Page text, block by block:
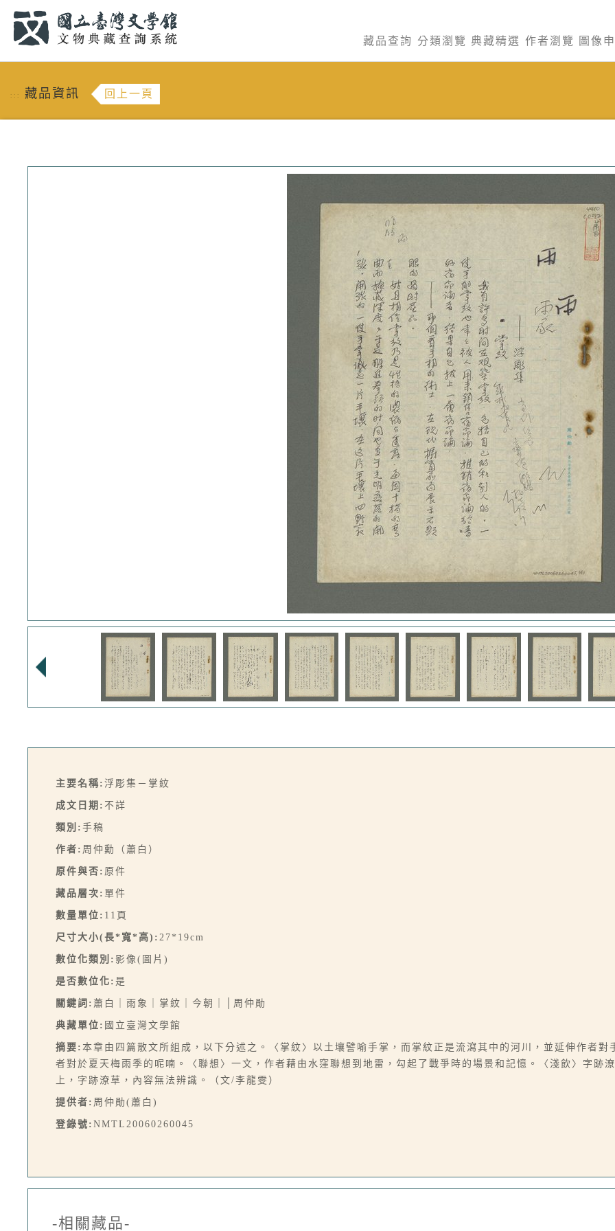
藏品查詢 分類瀏覽 典藏精選 作者瀏覽 圖像
::: 藏品資訊 回上一頁
主要名稱: 浮彫集－掌紋
成文日期: 不詳
類別: 手稿
作者: 周仲勳（蕭白）
原件與否: 原件
藏品層次: 單件
數量單位: 11頁
尺寸大小(長*寬*高): 27*19cm
數位化類別: 影像(圖片)
是否數位化: 是
關鍵詞: 蕭白｜雨象｜掌紋｜今朝｜│周仲勛
典藏單位: 國立臺灣文學館
摘要: 本章由四篇散文所組成，以下分述之。〈掌紋〉以土壤譬喻手掌，而掌紋正是流瀉其中的河川，並延伸作者
者對於夏天梅雨季的呢喃。〈聯想〉一文，作者藉由水窪聯想到地雷，勾起了戰爭時的場景和記憶。〈淺飲〉字跡
上，字跡潦草，內容無法辨識。（文/李龍雯）
提供者: 周仲勛(蕭白)
登錄號: NMTL20060260045
-相關藏品-